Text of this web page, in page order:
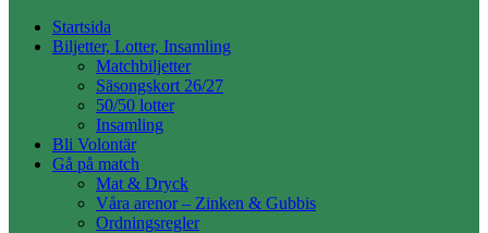
Startsida
Biljetter, Lotter, Insamling
Matchbiljetter
Säsongskort 26/27
50/50 lotter
Insamling
Bli Volontär
Gå på match
Mat & Dryck
Våra arenor – Zinken & Gubbis
Ordningsregler